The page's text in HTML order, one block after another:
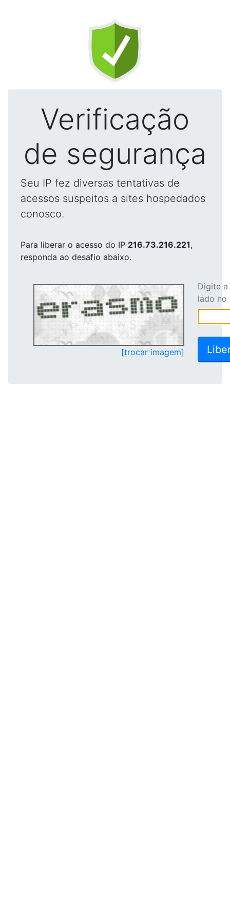
Verificação
de segurança
Seu IP fez diversas tentativas de
acessos suspeitos a sites hospedados
conosco.
Para liberar o acesso do IP 216.73.216.221,
responda ao desafio abaixo.
[trocar imagem]
Digite
lado no